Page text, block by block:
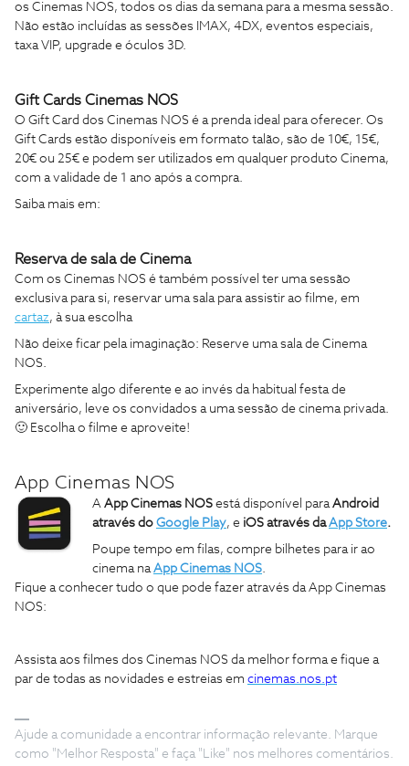
os Cinemas NOS, todos os dias da semana para a mesma sessão.
Não estão incluídas as sessões IMAX, 4DX, eventos especiais,
taxa VIP, upgrade e óculos 3D.
Gift Cards Cinemas NOS
O Gift Card dos Cinemas NOS é a prenda ideal para oferecer. Os
Gift Cards estão disponíveis em formato talão, são de 10€, 15€,
20€ ou 25€ e podem ser utilizados em qualquer produto Cinema,
com a validade de 1 ano após a compra.
Saiba mais em:
Reserva de sala de Cinema
Com os Cinemas NOS é também possível ter uma sessão
exclusiva para si, reservar uma sala para assistir ao filme, em
cartaz, à sua escolha
Não deixe ficar pela imaginação: Reserve uma sala de Cinema
NOS.
Experimente algo diferente e ao invés da habitual festa de
aniversário, leve os convidados a uma sessão de cinema privada.
🙂 Escolha o filme e aproveite!
App Cinemas NOS
A App Cinemas NOS está disponível paraAndroid
através do Google Play, e iOS através daApp Store.
Poupe tempo em filas, compre bilhetes para ir ao
cinema naApp Cinemas NOS.
Fique a conhecer tudo o que pode fazer através da App Cinemas
NOS:
Assista aos filmes dos Cinemas NOS da melhor forma e fique a
par de todas as novidades e estreias em cinemas.nos.pt
Ajude a comunidade a encontrar informação relevante. Marque
como "Melhor Resposta" e faça "Like" nos melhores comentários.